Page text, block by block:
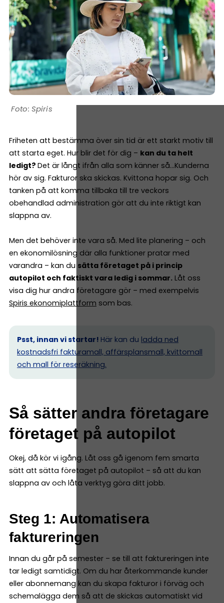
Spiris
Friheten att bestämma över sin tid är ett starkt motiv till
att starta eget. Hur blir det för dig – kan du ta helt
ledigt? Det är långt ifrån alla som känner så…Kunderna
hör av sig. Fakturor ska skickas. Kvittona hopar sig. Och
tanken på att komma tillbaka till tre veckors
obehandlad administration gör att du inte riktigt kan
slappna av.
Men det behöver inte vara så. Med lite planering – och
en ekonomilösning där alla funktioner pratar med
varandra – kan du sätta företaget på i princip
autopilot och faktiskt vara ledig i sommar. Låt oss
visa dig hur andra företagare gör – med exempelvis
Spiris ekonomiplattform som bas.
Psst, innan vi startar! Här kan du ladda ned
kostnadsfri fakturamall, affärsplansmall, kvittomall
och mall för reseräkning.
Så sätter andra företagare
företaget på autopilot
Okej, då kör vi igång. Låt oss gå igenom fem smarta
sätt att sätta företaget på autopilot – så att du kan
slappna av och låta verktyg göra ditt jobb.
Steg 1: Automatisera
faktureringen
Innan du går på semester – se till att faktureringen inte
tar ledigt samtidigt. Om du har återkommande kunder
eller abonnemang kan du skapa fakturor i förväg och
schemalägga dem så att de skickas automatiskt vid